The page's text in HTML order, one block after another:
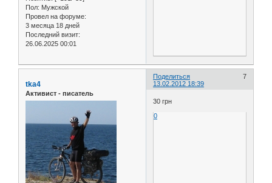
Пол: Мужской
Провел на форуме:
3 месяца 18 дней
Последний визит:
26.06.2025 00:01
Поделиться
7
13.02.2012 18:39
tka4
Активист - писатель
30 грн
0